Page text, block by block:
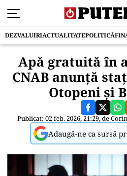
DEZVALUIRIACTUALITATEPOLITICĂ
Apă gratuită în
CNAB anunță
Otopeni și
Publicat: 02 feb. 2026, 21:29, de
Adaugă-ne ca sursă